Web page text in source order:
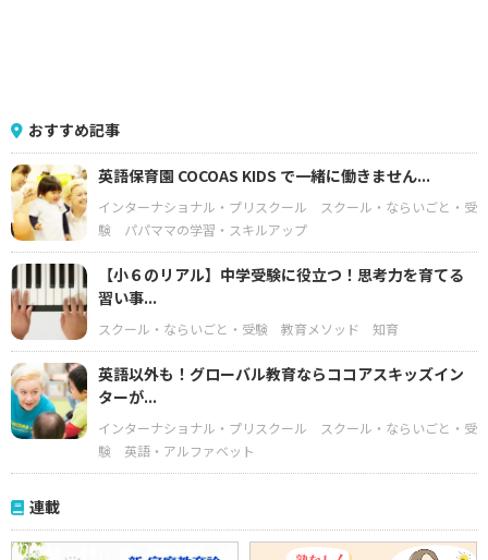
おすすめ記事
英語保育園 COCOAS KIDS で一緒に働きません...
インターナショナル・プリスクール
スクール・ならいごと・受
験
パパママの学習・スキルアップ
【小６のリアル】中学受験に役立つ！思考力を育てる
習い事...
スクール・ならいごと・受験 教育メソッド 知育
英語以外も！グローバル教育ならココアスキッズイン
ターが...
インターナショナル・プリスクール
スクール・ならいごと・受
験
英語・アルファベット
連載